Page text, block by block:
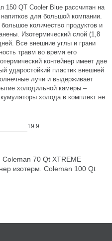
150 QT Cooler Blue рассчитан на
для большой компании.
количество продуктов и
Изотермический слой (1,8
Все внешние углы и грани
травм во время его
контейнер имеет две
ударостойкий пластик внешней
лучи и выдерживает
холодильной камеры –
холода в комплект не
19.9
70 Qt XTREME
изотерм. Coleman 100 Qt